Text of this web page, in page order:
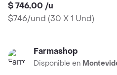
$ 746,00 /u
$746/und (30 X 1 Und)
Farmashop
Disponible en